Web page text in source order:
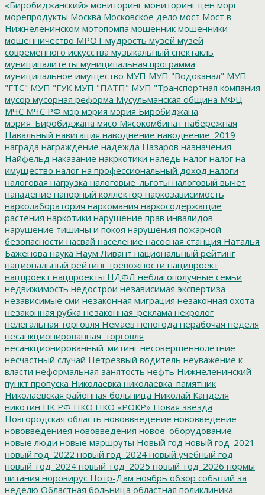
«Биробиджанский» мониторинг мониторинг цен морг
морепродукты Москва Московское дело мост Мост в
Нижнеленинском мотопомпа мошенник мошенники
мошенничество МРОТ мудрость музей музей
современного искусства музыкальный спектакль
муниципалитеты муниципальная программа
муниципальное имущество МУП МУП "Водоканал" МУП
"ГТС" МУП "ГУК МУП "ПАТП" МУП "Транспортная компания
мусор мусорная реформа Мусульманская община МФЦ
МЧС МЧС РФ мэр мэрия мэрия Биробиджана
мэрия_Биробиджана мясо Мясокомбинат набережная
Навальный навигация наводнение наводнение_2019
награда награждение надежда Назаров назначения
Найфельд наказание накркотики наледь налог налог на
имущество налог на профессиональный доход налоги
налоговая нагрузка налоговые_льготы налоговый вычет
нападение напорный коллектор наркозависимость
нарколаборатория наркомания наркосодержащие
растения наркотики нарушение прав инвалидов
нарушение тишины и покоя нарушения пожарной
безопасности насвай население насосная станция Наталья
Баженова наука Наум Ливант национальный рейтинг
национальный рейтинг тревожности наципроект
нацпроект нацпроекты НДФЛ неблагополучные семьи
недвижимость недострои независимая экспертиза
независимые сми незаконная миграция незаконная охота
незаконная рубка незаконная_реклама некролог
нелегальная торговля Немаев непогода нерабочая неделя
несанкционированная_торговля
несанкционированный_митинг несовершеннолетние
несчастный случай Нетрезвый водитель неуважение к
власти неформальная занятость нефть Нижнеленинский
пункт пропуска Николаевка николаевка_памятник
Николаевская районная больница Николай Канделя
никотин НК РФ НКО НКО «РОКР» Новая звезда
Новгородская область нововвведение нововведение
нововведениея нововведения новое_оборудование
новые люди новые маршруты Новый год новый год_2021
новый год_2022 новый год_2024 новый учебный год
новый_год_2024 новый_год_2025 новый_год_2026 нормы
питания норовирус Нотр-Дам ноябрь обзор событий за
неделю Областная больница областная поликлиника